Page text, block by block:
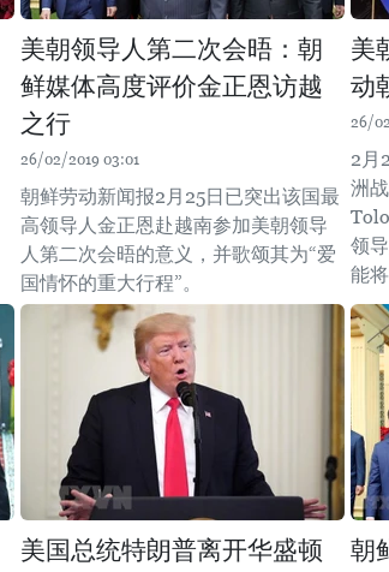
美朝领导人第二次会晤：朝
鲜媒体高度评价金正恩访越
之行
26/02/2019 03:01
朝鲜劳动新闻报2月25日已突出该国最
高领导人金正恩赴越南参加美朝领导
人第二次会晤的意义，并歌颂其为“爱
国情怀的重大行程”。
美
动
26/
2月
洲
领
能
美国总统特朗普离开华盛顿
朝